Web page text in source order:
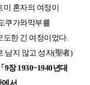
미 혼자의 여정이
쿠가와막부를
한 긴 여정이었다.
남지 않고 성자(聖者)
「 9장 1930~1940년대
에서